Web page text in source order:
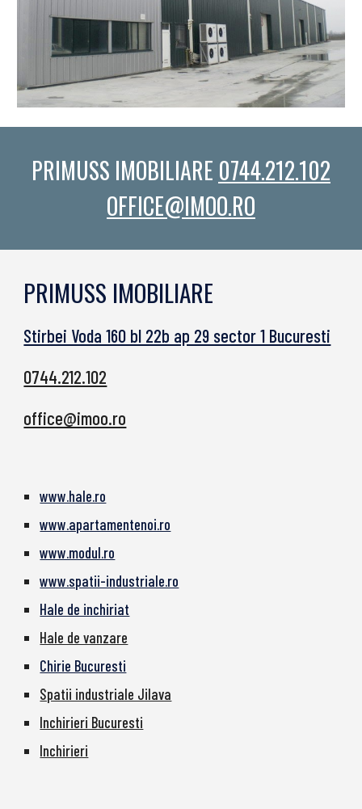
PRIMUSS IMOBILIARE 0744.212.102
OFFICE@IMOO.RO
PRIMUSS IMOBILIARE
Stirbei Voda 160 bl 22b ap 29 sector 1 Bucuresti
0744.212.102
office@imoo.ro
www.hale.ro
www.apartamentenoi.ro
www.modul.ro
www.spatii-industriale.ro
Hale de inchiriat
Hale de vanzare
Chirie Bucuresti
Spatii industriale Jilava
Inchirieri Bucuresti
Inchirieri